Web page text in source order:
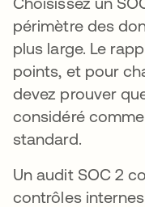
périmètre des
plus large. Le
points, et pour
devez prouver
considéré
standard.
Un audit SOC 2
contrôles